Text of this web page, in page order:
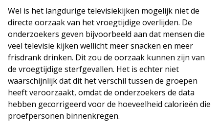
Wel is het langdurige televisiekijken mogelijk niet de
directe oorzaak van het vroegtijdige overlijden. De
onderzoekers geven bijvoorbeeld aan dat mensen die
veel televisie kijken wellicht meer snacken en meer
frisdrank drinken. Dit zou de oorzaak kunnen zijn van
de vroegtijdige sterfgevallen. Het is echter niet
waarschijnlijk dat dit het verschil tussen de groepen
heeft veroorzaakt, omdat de onderzoekers de data
hebben gecorrigeerd voor de hoeveelheid calorieën die
proefpersonen binnenkregen.